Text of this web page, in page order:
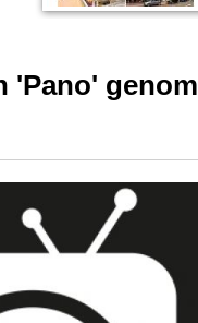
'Pano'